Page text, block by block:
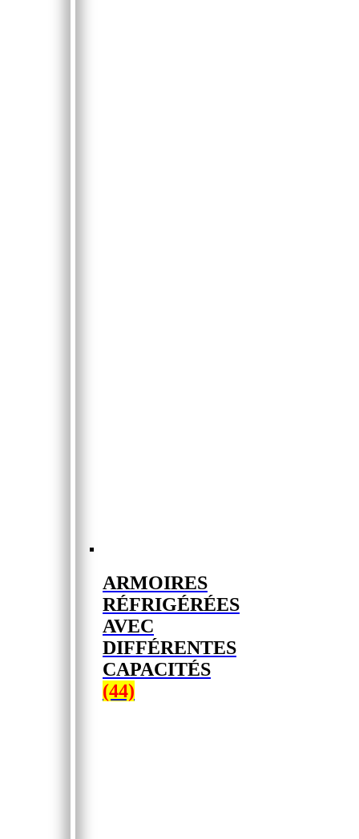
ARMOIRES
RÉFRIGÉRÉES
AVEC
DIFFÉRENTES
CAPACITÉS
(44)